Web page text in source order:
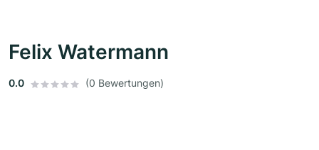
Felix Watermann
0.0 (0 Bewertungen)